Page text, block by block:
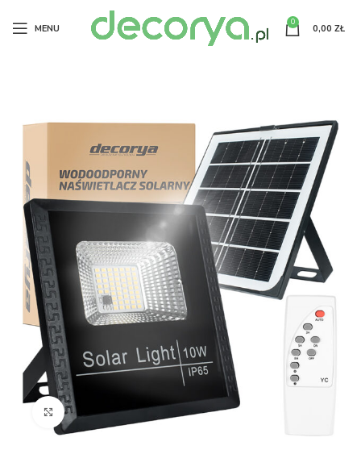
MENU
0
0,00 ZŁ
Kliknij aby powiększyć